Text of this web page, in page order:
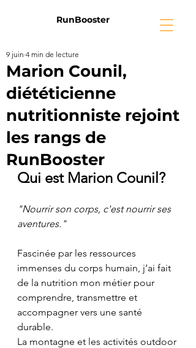
RunBooster
Marion Counil,
diététicienne
nutritionniste rejoint
les rangs de
RunBooster
9 juin 4 min de lecture
Qui est Marion Counil?
"Nourrir son corps, c'est nourrir ses
aventures."
Fascinée par les ressources
immenses du corps humain, j’ai fait
de la nutrition mon métier pour
comprendre, transmettre et
accompagner vers une santé
durable.
La montagne et les activités outdoor